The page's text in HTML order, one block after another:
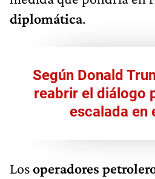
diplomática.
Según Donald
reabrir el diálogo
escalada en
Losoperadores